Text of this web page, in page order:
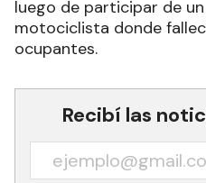
luego de participar de
motociclista donde
ocupantes.
Recibí las